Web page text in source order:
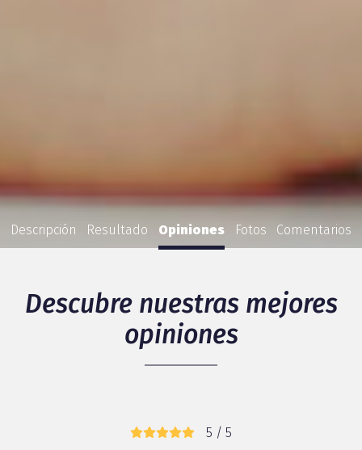
Descripción Resultado Opiniones Fotos Comentarios
Descubre nuestras mejores
opiniones
5 / 5